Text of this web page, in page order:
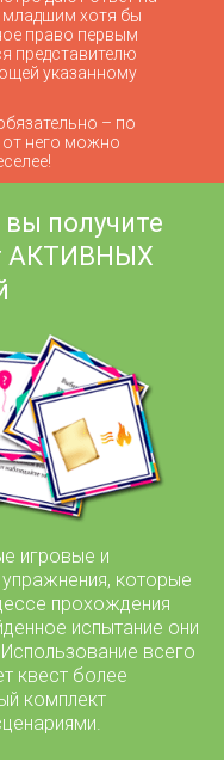
младшим хотя бы
право первым
представителю
указанному
– по
него можно
вы получите
АКТИВНЫХ
игровые и
которые
прохождения
испытание они
всего
квест более
комплект